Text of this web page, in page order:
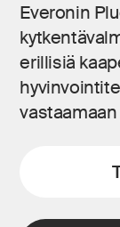
Everonin
erillisiä